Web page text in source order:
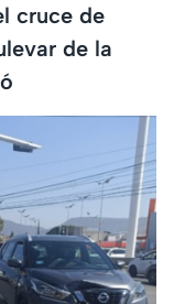
cruce de
de la